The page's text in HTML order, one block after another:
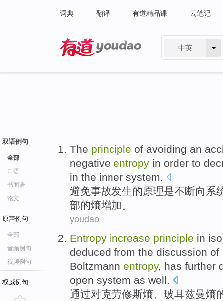
词典 翻译 有道精品课 云笔记
中英
双语例句
全部
口语
书面语
论文
原声例句
全部
音频例句
视频例句
权威例句
The principle of avoiding an
negative entropy in order to
in the inner system.
避免事故发生的原理是不断向 系
部的熵增加。
youdao
Entropy increase principle in
deduced from the discussion of
Boltzmann entropy, has further
open system as well.
通过对克劳修斯熵、 玻耳兹曼熵